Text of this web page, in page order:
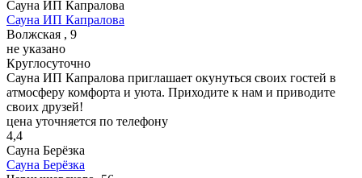
Сауна ИП Капралова
Сауна ИП Капралова
Волжская , 9
не указано
Круглосуточно
Сауна ИП Капралова приглашает окунуться своих гостей в
атмосферу комфорта и уюта. Приходите к нам и приводите
своих друзей!
цена уточняется по телефону
4,4
Сауна Берёзка
Сауна Берёзка